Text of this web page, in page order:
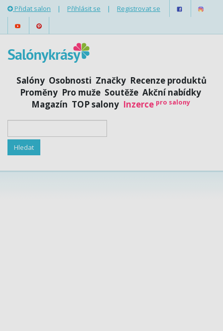
Přidat salon | Přihlásit se | Registrovat se
Salóny Osobnosti Značky Recenze produktů
Proměny Pro muže Soutěže Akční nabídky
Magazín TOP salony Inzerce pro salony